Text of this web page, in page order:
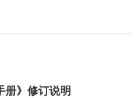
册》修订说明